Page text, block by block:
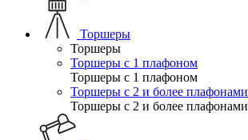
Торшеры
Торшеры
Торшеры с 1 плафоном
Торшеры с 1 плафоном
Торшеры с 2 и более плафонами
Торшеры с 2 и более плафонами